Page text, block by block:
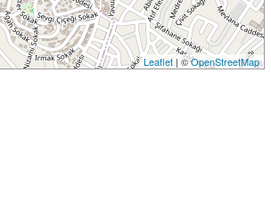
Leaflet| ©OpenStreetMap